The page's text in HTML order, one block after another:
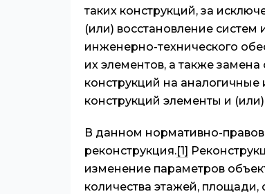
таких конструкций, за
(или) восстановление
инженерно-технического
их элементов, а также
конструкций на
конструкций элементы и
В данном нормативно-
реконструкция.[1]
изменение параметров
количества этажей, площади,